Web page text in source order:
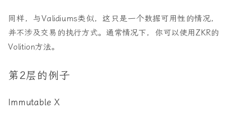
同样，与Validiums类似，这只是一个数据可用性的情况，
并不涉及交易的执行方式。通常情况下，你可以使用ZKR的
Volition方法。
第2层的例子
Immutable X